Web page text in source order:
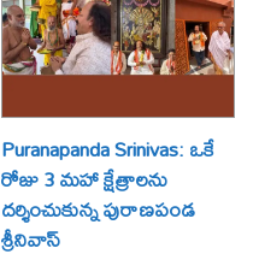
Puranapanda Srinivas: ఒకే
రోజు 3 మహా క్షేత్రాలను
దర్శించుకున్న పురాణపండ
శ్రీనివాస్